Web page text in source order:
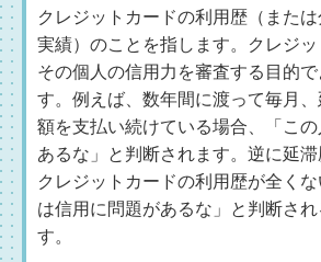
クレジットカードの利用歴（また
実績）のことを指します。クレジッ
その個人の信用力を審査する目的で
す。例えば、数年間に渡って毎月
額を支払い続けている場合、「こ
あるな」と判断されます。逆に延滞
クレジットカードの利用歴が全く
は信用に問題があるな」と判断さ
す。